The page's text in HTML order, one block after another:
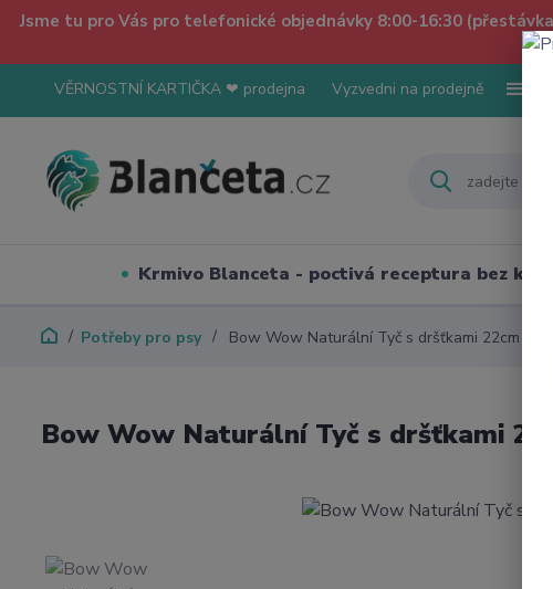
Jsme tu pro Vás pro telefonické objednávky 8:00-16:30
VĚRNOSTNÍ KARTIČKA ❤ prodejna Vyzvedni na prodejně
Krmivo Blanceta - poctivá receptura bez
Potřeby pro psy Bow Wow Naturální Tyč s dršťkami 22cm 50ks
Bow Wow Naturální Tyč s dršťkami